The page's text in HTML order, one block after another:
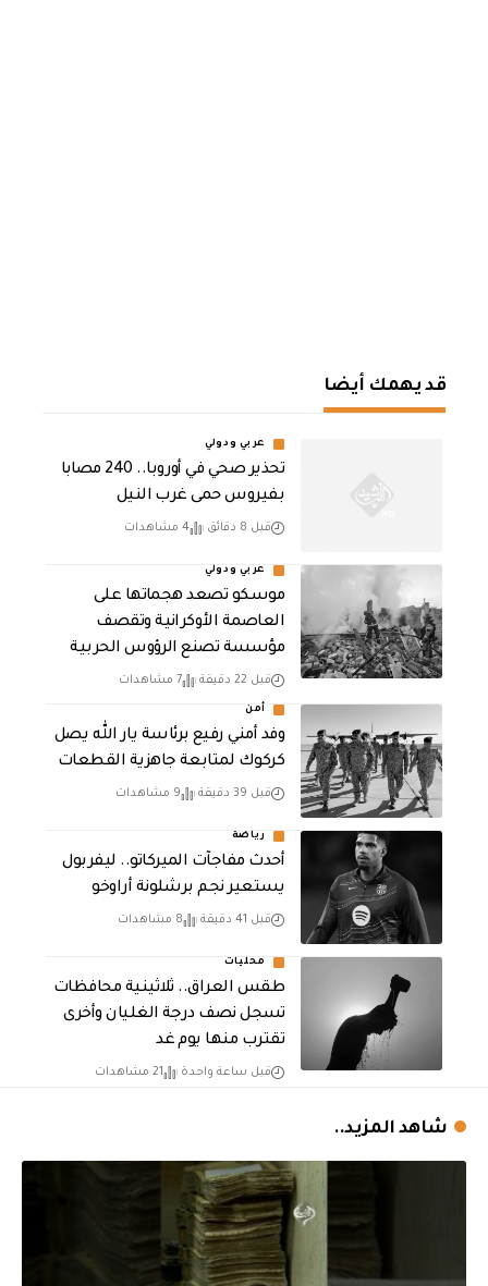
قد يهمك أيضا
عربي ودولي
تحذير صحي في أوروبا.. 240 مصابا
بفيروس حمى غرب النيل
قبل 8 دقائق 4 مشاهدات
عربي ودولي
موسكو تصعد هجماتها على
العاصمة الأوكرانية وتقصف
مؤسسة تصنع الرؤوس الحربية
قبل 22 دقيقة 7 مشاهدات
أمن
وفد أمني رفيع برئاسة يار الله يصل
كركوك لمتابعة جاهزية القطعات
قبل 39 دقيقة 9 مشاهدات
رياضة
أحدث مفاجآت الميركاتو.. ليفربول
يستعير نجم برشلونة أراوخو
قبل 41 دقيقة 8 مشاهدات
محليات
طقس العراق.. ثلاثينية محافظات
تسجل نصف درجة الغليان وأخرى
تقترب منها يوم غد
قبل ساعة واحدة 21 مشاهدات
شاهد المزيد..